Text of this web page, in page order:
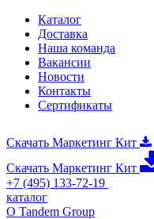
Каталог
Доставка
Наша команда
Вакансии
Новости
Контакты
Сертификаты
Скачать Маркетинг Кит
Скачать Маркетинг Кит
+7 (495) 133-72-19
каталог
О Tandem Group